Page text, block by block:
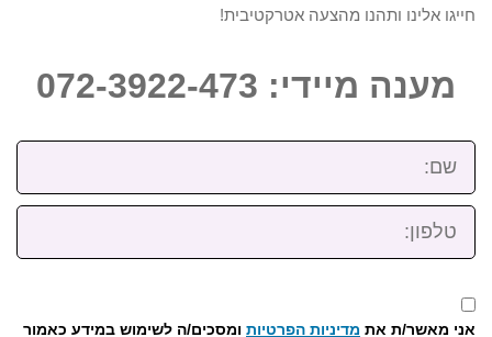
חייגו אלינו ותהנו מהצעה אטרקטיבית!
מענה מיידי: 072-3922-473
שם:
טלפון:
אני מאשר/ת את מדיניות הפרטיות ומסכים/ה לשימוש במידע כאמור